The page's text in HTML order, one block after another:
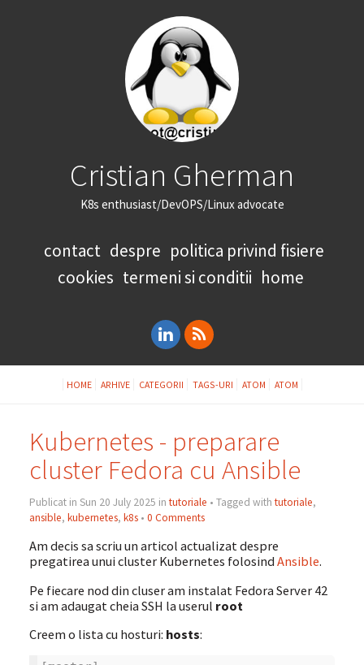
Cristian Gherman
K8s enthusiast/DevOPS/Linux advocate
contact despre politica privind fisiere
cookies termeni si conditii home
HOME ARHIVE CATEGORII TAGS-URI ATOM ATOM
Kubernetes - preparare
cluster Fedora cu Ansible
Publicat in Sun 20 July 2025 in tutoriale • Tagged with tutoriale,
ansible, kubernetes, k8s• 0 Comments
Am decis sa scriu un articol actualizat despre
pregatirea unui cluster Kubernetes folosind Ansible.
Pe fiecare nod din cluser am instalat Fedora Server 42
si am adaugat cheia SSH la userul root
Creem o lista cu hosturi: hosts: